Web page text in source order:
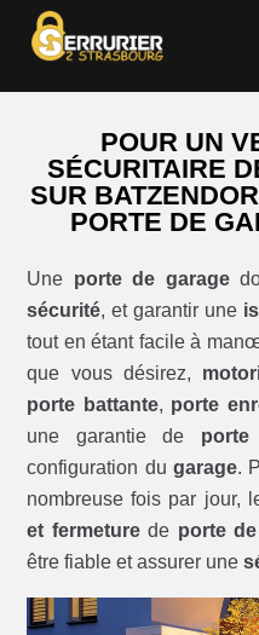
POUR UN
SÉCURITAIRE
SUR
PORTE DE
Une porte de garage
sécurité, et garantir une
tout en étant facile à
que vous désirez,
porte battante, porte
une garantie de
configuration dugarage.
nombreuse fois par jour,
et fermeturede porte
être fiable et assurer une